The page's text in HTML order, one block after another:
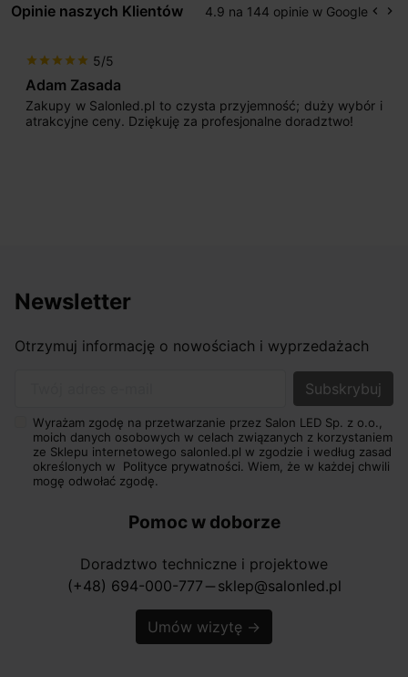
Opinie naszych Klientów 4.9 na 144 opinie w Google keyboard_arrow_left keyboard_arrow_right
star star star star star 5/5
Adam Zasada
Zakupy w Salonled.pl to czysta przyjemność; duży wybór i
atrakcyjne ceny. Dziękuję za profesjonalne doradztwo!
Newsletter
Otrzymuj informację o nowościach i wyprzedażach
Wyrażam zgodę na przetwarzanie przez Salon LED Sp. z o.o.,
moich danych osobowych w celach związanych z korzystaniem
ze Sklepu internetowego salonled.pl w zgodzie i według zasad
określonych w Polityce prywatności. Wiem, że w każdej chwili
mogę odwołać zgodę.
Pomoc w doborze
Doradztwo techniczne i projektowe
(+48) 694-000-777 horizontal_rule sklep@salonled.pl
Umów wizytę →